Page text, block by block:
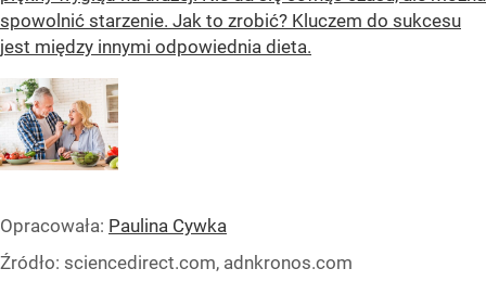
spowolnić starzenie. Jak to zrobić? Kluczem do sukcesu
jest między innymi odpowiednia dieta.
Opracowała: Paulina Cywka
Źródło: sciencedirect.com, adnkronos.com